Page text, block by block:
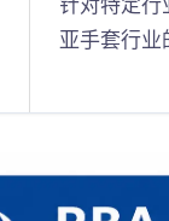
针对特定行
亚手套行业